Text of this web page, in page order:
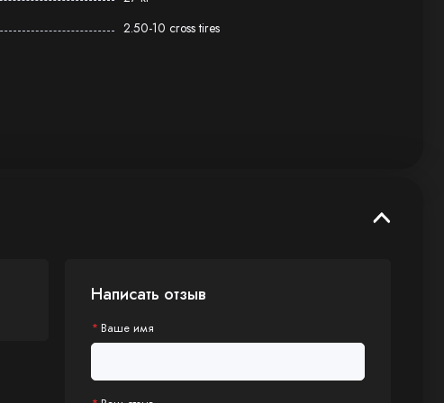
2.50-10 cross tires
Написать отзыв
Ваше имя